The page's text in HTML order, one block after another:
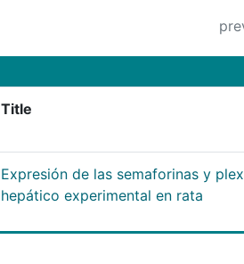
Title
Expresión de las semaforinas y
hepático experimental en rata